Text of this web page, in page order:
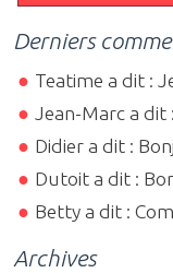
Derniers
Teatime a dit :
Jean-Marc a dit
Didier a dit :
Dutoit a dit :
Betty a dit :
Archives